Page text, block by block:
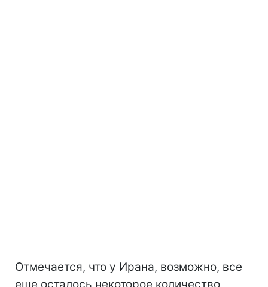
Отмечается, что у Ирана, возможно, все